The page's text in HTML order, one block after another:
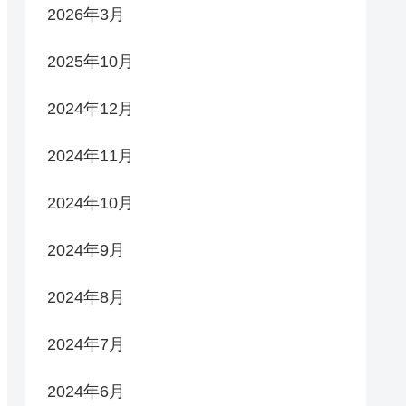
2026年3月
2025年10月
2024年12月
2024年11月
2024年10月
2024年9月
2024年8月
2024年7月
2024年6月